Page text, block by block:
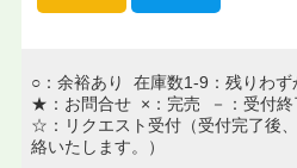
○：余裕あり 在庫数1-9：残りわず
★：お問合せ ×：完売 －：受付終
☆：リクエスト受付（受付完了後
絡いたします。）